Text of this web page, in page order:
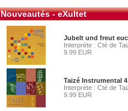
Nouveautés - eXultet
Jubelt und freut
Interprète : Cté de
9.99 EUR
Taizé Instrumental 4
Interprète : Cté de
9.99 EUR